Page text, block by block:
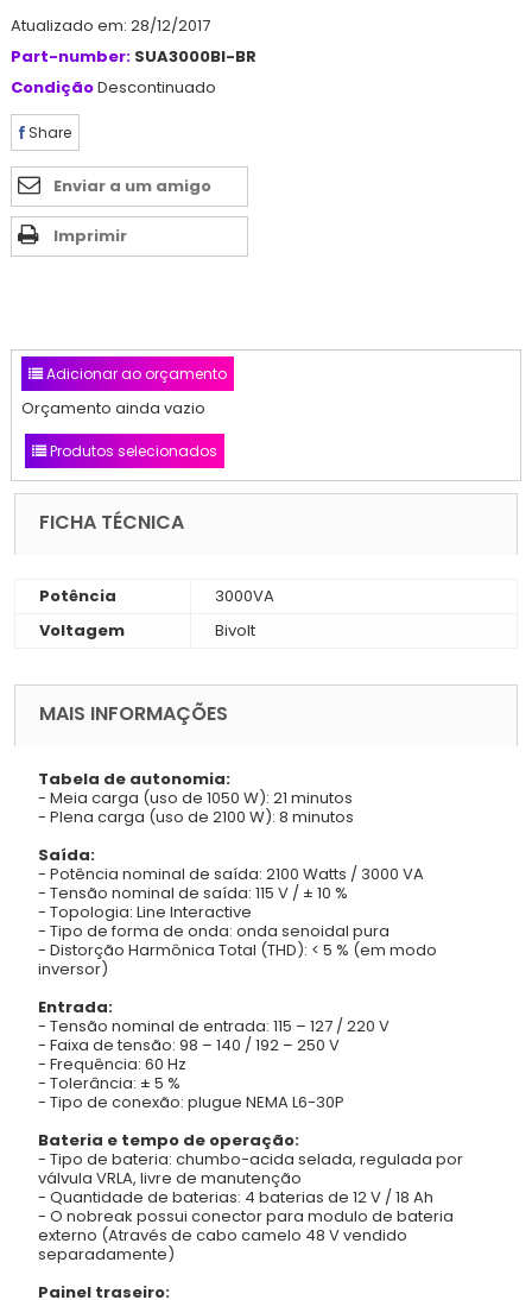
Atualizado em: 28/12/2017
Part-number: SUA3000BI-BR
CondiçãoDescontinuado
Share
Enviar a um amigo
Imprimir
Adicionar ao orçamento
Orçamento ainda vazio
Produtos selecionados
FICHA TÉCNICA
Potência
3000VA
Voltagem
Bivolt
MAIS INFORMAÇÕES
Tabela de autonomia:
- Meia carga (uso de 1050 W): 21 minutos
- Plena carga (uso de 2100 W): 8 minutos
Saída:
- Potência nominal de saída: 2100 Watts / 3000 VA
- Tensão nominal de saída: 115 V / ± 10 %
- Topologia: Line Interactive
- Tipo de forma de onda: onda senoidal pura
- Distorção Harmônica Total (THD): < 5 % (em modo
inversor)
Entrada:
- Tensão nominal de entrada: 115 – 127 / 220 V
- Faixa de tensão: 98 – 140 / 192 – 250 V
- Frequência: 60 Hz
- Tolerância: ± 5 %
- Tipo de conexão: plugue NEMA L6-30P
Bateria e tempo de operação:
- Tipo de bateria: chumbo-acida selada, regulada por
válvula VRLA, livre de manutenção
- Quantidade de baterias: 4 baterias de 12 V / 18 Ah
- O nobreak possui conector para modulo de bateria
externo (Através de cabo camelo 48 V vendido
separadamente)
Painel traseiro: